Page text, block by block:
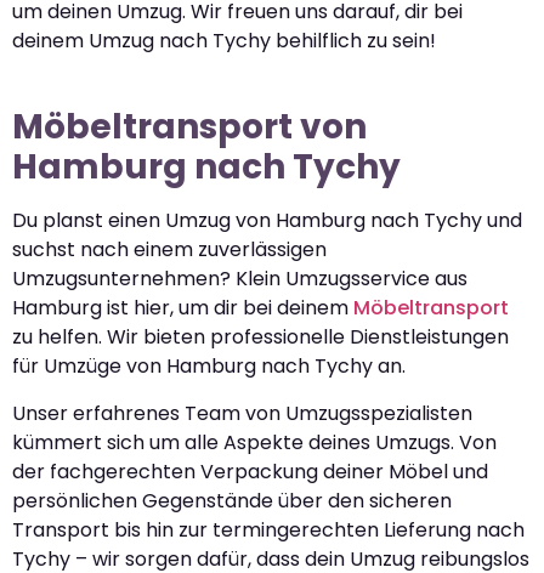
um deinen Umzug. Wir freuen uns darauf, dir bei
deinem Umzug nach Tychy behilflich zu sein!
Möbeltransport von
Hamburg nach Tychy
Du planst einen Umzug von Hamburg nach Tychy und
suchst nach einem zuverlässigen
Umzugsunternehmen? Klein Umzugsservice aus
Hamburg ist hier, um dir bei deinem Möbeltransport
zu helfen. Wir bieten professionelle Dienstleistungen
für Umzüge von Hamburg nach Tychy an.
Unser erfahrenes Team von Umzugsspezialisten
kümmert sich um alle Aspekte deines Umzugs. Von
der fachgerechten Verpackung deiner Möbel und
persönlichen Gegenstände über den sicheren
Transport bis hin zur termingerechten Lieferung nach
Tychy – wir sorgen dafür, dass dein Umzug reibungslos